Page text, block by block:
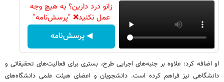
زانو درد دارین؟ به هیچ وجه
عمل نکنید❌ "پرسش‌نامه"
◀ پرسش‌نامه
او اضافه کرد: علاوه بر جنبه‌های اجرایی طرح، بستری برای فعالیت‌های تحقیقاتی و
دانشگاهی نیز فراهم کرده است. دانشجویان و اعضای هیئت علمی دانشگاه‌های